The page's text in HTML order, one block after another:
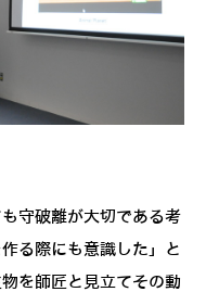
守破離が大切である考
る際にも意識した」と
を師匠と見立てその動